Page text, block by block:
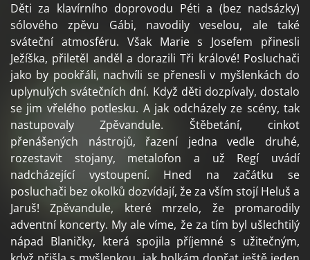
Děti za klavírního doprovodu Péti a (bez nadsázky)
sólového zpěvu Gábi, navodily veselou, ale také
sváteční atmosféru. Však Marie s Josefem přinesli
Ježíška, přiletěl anděl a dorazili Tři králové! Posluchači
jako by pookřáli, nachvíli se přenesli v myšlenkách do
uplynulých svátečních dní. Když děti dozpívaly, dostalo
se jim vřelého potlesku. A jak odcházely ze scény, tak
nastupovaly Zpěvandule. Štěbetání, cinkot
přenášených nástrojů, řazení jedna vedle druhé,
rozestavit stojany, metalofon a už Regí uvádí
nadcházející vystoupení. Hned na začátku se
posluchači bez okolků dozvídají, že za vším stojí Heluš a
Jaruš! Zpěvandule, které mrzelo, že promarodily
adventní koncerty. My ale víme, že za tím byl ušlechtilý
nápad Blaničky, která spojila příjemné s užitečným,